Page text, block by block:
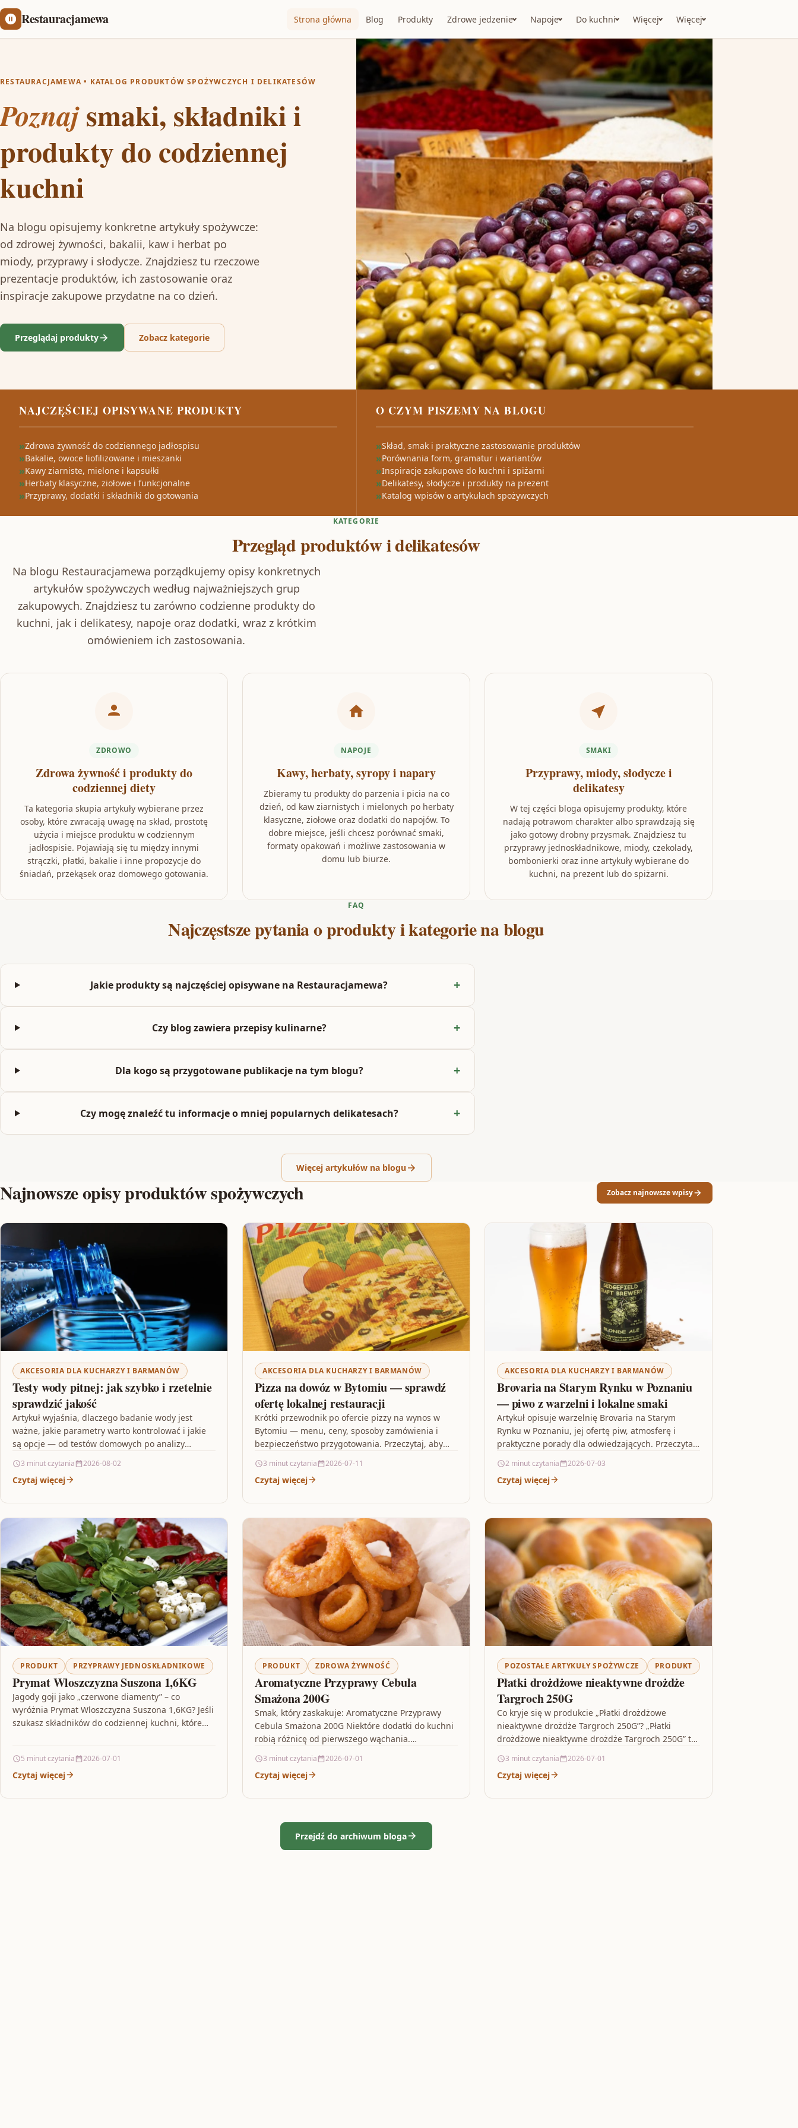
Restauracjamewa Strona główna Blog Produkty Zdrowe jedzenie Napoje Do kuchni Więcej Więcej
RESTAURACJAMEWA • KATALOG PRODUKTÓW SPOŻYWCZYCH I DELIKATESÓW
Poznajsmaki, składniki i
produkty do codziennej
kuchni
Na blogu opisujemy konkretne artykuły spożywcze:
od zdrowej żywności, bakalii, kaw i herbat po
miody, przyprawy i słodycze. Znajdziesz tu rzeczowe
prezentacje produktów, ich zastosowanie oraz
inspiracje zakupowe przydatne na co dzień.
Przeglądaj produkty Zobacz kategorie
NAJCZĘŚCIEJ OPISYWANE PRODUKTY
Zdrowa żywność do codziennego jadłospisu
Bakalie, owoce liofilizowane i mieszanki
Kawy ziarniste, mielone i kapsułki
Herbaty klasyczne, ziołowe i funkcjonalne
Przyprawy, dodatki i składniki do gotowania
O CZYM PISZEMY NA BLOGU
Skład, smak i praktyczne zastosowanie produktów
Porównania form, gramatur i wariantów
Inspiracje zakupowe do kuchni i spiżarni
Delikatesy, słodycze i produkty na prezent
Katalog wpisów o artykułach spożywczych
KATEGORIE
Przegląd produktów i delikatesów
Na blogu Restauracjamewa porządkujemy opisy konkretnych
artykułów spożywczych według najważniejszych grup
zakupowych. Znajdziesz tu zarówno codzienne produkty do
kuchni, jak i delikatesy, napoje oraz dodatki, wraz z krótkim
omówieniem ich zastosowania.
ZDROWO
Zdrowa żywność i produkty do
codziennej diety
Ta kategoria skupia artykuły wybierane przez
osoby, które zwracają uwagę na skład, prostotę
użycia i miejsce produktu w codziennym
jadłospisie. Pojawiają się tu między innymi
strączki, płatki, bakalie i inne propozycje do
śniadań, przekąsek oraz domowego gotowania.
NAPOJE
Kawy, herbaty, syropy i napary
Zbieramy tu produkty do parzenia i picia na co
dzień, od kaw ziarnistych i mielonych po herbaty
klasyczne, ziołowe oraz dodatki do napojów. To
dobre miejsce, jeśli chcesz porównać smaki,
formaty opakowań i możliwe zastosowania w
domu lub biurze.
SMAKI
Przyprawy, miody, słodycze i
delikatesy
W tej części bloga opisujemy produkty, które
nadają potrawom charakter albo sprawdzają się
jako gotowy drobny przysmak. Znajdziesz tu
przyprawy jednoskładnikowe, miody, czekolady,
bombonierki oraz inne artykuły wybierane do
kuchni, na prezent lub do spiżarni.
FAQ
Najczęstsze pytania o produkty i kategorie na blogu
Jakie produkty są najczęściej opisywane na Restauracjamewa?
Czy blog zawiera przepisy kulinarne?
Dla kogo są przygotowane publikacje na tym blogu?
Czy mogę znaleźć tu informacje o mniej popularnych delikatesach?
Więcej artykułów na blogu
Najnowsze opisy produktów spożywczych Zobacz najnowsze wpisy
AKCESORIA DLA KUCHARZY I BARMANÓW
Testy wody pitnej: jak szybko i rzetelnie
sprawdzić jakość
Artykuł wyjaśnia, dlaczego badanie wody jest
ważne, jakie parametry warto kontrolować i jakie
są opcje — od testów domowych po analizy
3 minut czytania 2026-08-02
Czytaj więcej
AKCESORIA DLA KUCHARZY I BARMANÓW
Pizza na dowóz w Bytomiu — sprawdź
ofertę lokalnej restauracji
Krótki przewodnik po ofercie pizzy na wynos w
Bytomiu — menu, ceny, sposoby zamówienia i
bezpieczeństwo przygotowania. Przeczytaj, aby
3 minut czytania 2026-07-11
Czytaj więcej
AKCESORIA DLA KUCHARZY I BARMANÓW
Brovaria na Starym Rynku w Poznaniu
— piwo z warzelni i lokalne smaki
Artykuł opisuje warzelnię Brovaria na Starym
Rynku w Poznaniu, jej ofertę piw, atmosferę i
praktyczne porady dla odwiedzających. Przeczytaj,
2 minut czytania 2026-07-03
Czytaj więcej
PRODUKT PRZYPRAWY JEDNOSKŁADNIKOWE
Prymat Wloszczyzna Suszona 1,6KG
Jagody goji jako „czerwone diamenty” – co
wyróżnia Prymat Wloszczyzna Suszona 1,6KG? Jeśli
szukasz składników do codziennej kuchni, które
5 minut czytania 2026-07-01
Czytaj więcej
PRODUKT ZDROWA ŻYWNOŚĆ
Aromatyczne Przyprawy Cebula
Smażona 200G
Smak, który zaskakuje: Aromatyczne Przyprawy
Cebula Smażona 200G Niektóre dodatki do kuchni
robią różnicę od pierwszego wąchania.
propozycja…
3 minut czytania 2026-07-01
Czytaj więcej
POZOSTAŁE ARTYKUŁY SPOŻYWCZE PRODUKT
Płatki drożdżowe nieaktywne drożdże
Targroch 250G
Co kryje się w produkcie „Płatki drożdżowe
nieaktywne drożdże Targroch 250G”? „Płatki
drożdżowe nieaktywne drożdże Targroch 250G” to
3 minut czytania 2026-07-01
Czytaj więcej
Przejdź do archiwum bloga